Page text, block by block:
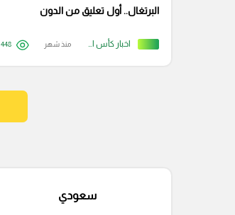
اخبار كأس العالم
البرتغال.. أول تعليق من الدون
منذ شهر 448
سعودي